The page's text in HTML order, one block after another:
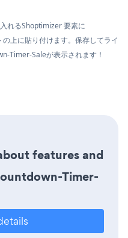
れるShoptimizer 要素に
上に貼り付けます。保存してライ
Timer-Saleが表示されます！
features and
Timer-